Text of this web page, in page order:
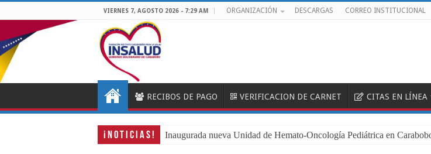
VIERNES 7, AGOSTO 2026 - 7:29 AM ORGANIZACIÓN DESCARGAS CORREO INSTITUCIONAL
RECIBOS DE PAGO VERIFICACION DE CARNET CITAS EN LÍNEA
¡ N O T I C I A S ! Más de 50